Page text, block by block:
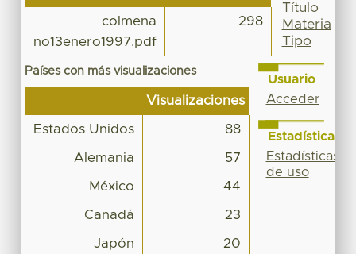
colmena
no13enero1997.pdf
298
Países con más visualizaciones
Visualizaciones
Estados Unidos 88
Alemania 57
México 44
Canadá 23
Japón 20
Título
Materia
Tipo
Usuario
Acceder
Estadísticas
Estadísticas
de uso